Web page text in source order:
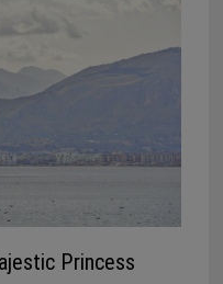
Princess